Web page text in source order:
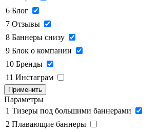
6 Блог
7 Отзывы
8 Баннеры снизу
9 Блок о компании
10 Бренды
11 Инстаграм
Применить
Параметры
1 Тизеры под большими баннерами
2 Плавающие баннеры